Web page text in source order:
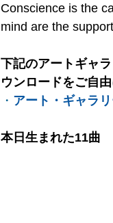
Conscience is the
mind are the
下記のアートギャ
ウンロードをご自
・ アート・ギャラ
本日生まれた11曲